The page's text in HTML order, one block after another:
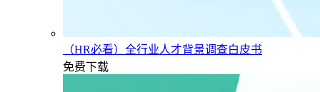
（HR必看）全行业人才背景调查白皮书
免费下载